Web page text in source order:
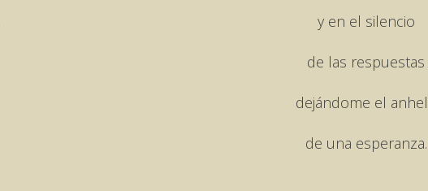
y en el silencio
de las respuestas
dejándome el
de una esperanza.